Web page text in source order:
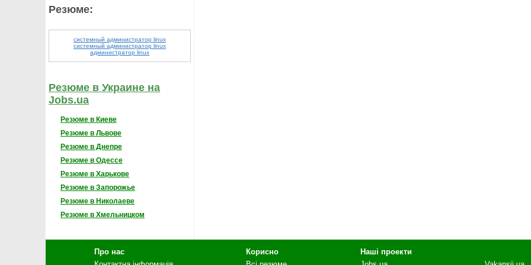
Резюме:
cистемный администратор linux
системный администратор linux
администратор linux
Резюме в Украине на
Jobs.ua
Резюме в Киеве
Резюме в Львове
Резюме в Днепре
Резюме в Одессе
Резюме в Харькове
Резюме в Запорожье
Резюме в Николаеве
Резюме в Хмельницком
Про нас
Корисно
Наші проекти